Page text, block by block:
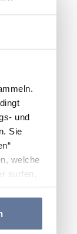
und
Sie
welche
surfen,